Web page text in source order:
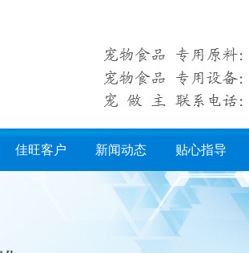
佳旺客户 新闻动态 贴心指导